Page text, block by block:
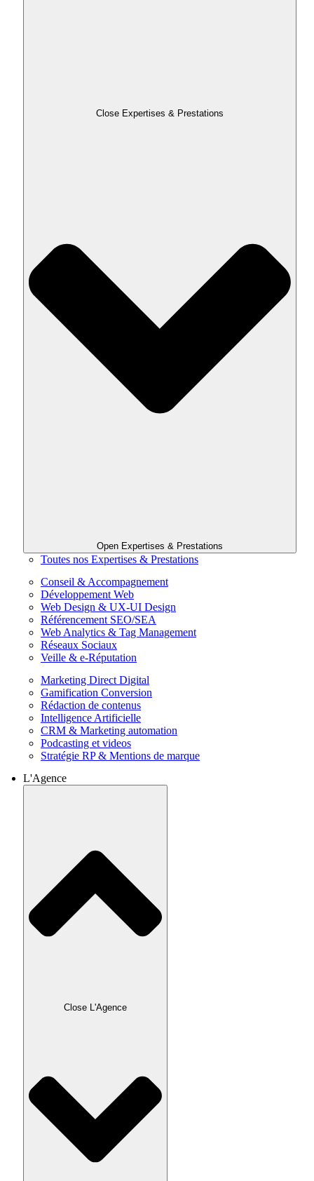
Close Expertises & Prestations
Open Expertises & Prestations
Toutes nos Expertises & Prestations
Conseil & Accompagnement
Développement Web
Web Design & UX-UI Design
Référencement SEO/SEA
Web Analytics & Tag Management
Réseaux Sociaux
Veille & e-Réputation
Marketing Direct Digital
Gamification Conversion
Rédaction de contenus
Intelligence Artificielle
CRM & Marketing automation
Podcasting et videos
Stratégie RP & Mentions de marque
L'Agence
Close L'Agence